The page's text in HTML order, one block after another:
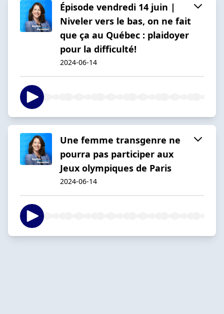
Épisode vendredi 14 juin |
Niveler vers le bas, on ne fait
que ça au Québec : plaidoyer
pour la difficulté!
2024-06-14
Une femme transgenre ne
pourra pas participer aux
Jeux olympiques de Paris
2024-06-14